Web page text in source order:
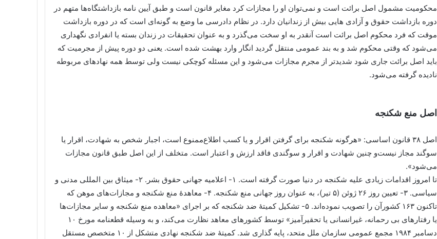
محکومیت مشمول اصل برائت است و نمی‌توان او را مجازات کرد مغایر قانون است و طبق آیین نامه بازداشتگاه‌ها متهم در
دوره بازداشت حقوق و آزادی هایی بیش از زندانیان دارد. در نظام دادرسی ما وضع به گونه‌ای است که در دوره بازداشت
موقت که فرد محکوم اصل برائت است آنقدر به او سخت می‌گذرد و به عنوان تحقیقات در زندان بسته یا انفرادی نگهداری
می‌شود که وقتی محکوم شد و به بند عمومی منتقل گردید انگار وارد بهشت شده است. یعنی دو دوره پیش از مجرمیت که
باید اصل برائت جاری شود شدیدتر از مجرم مجازات می‌شود و این مسئله کوچکی نیست ولی توسط همه نهادهای مربوطه
نادیده گرفته می‌شود.
اصل منع شکنجه
اصل ۳۸ قانون اساسی: «هرگونه شکنجه برای گرفتن اقرار و یا کسب اطلاع‌ممنوع است‌، اجبار شخص به شهادت‌، اقرار یا
سوگند مجاز نیست‌و چنین شهادت و اقرار و سوگندی فاقد ارزش و اعتبار است‌. متخلف از این اصل طبق قانون مجازات
می‌شود».
تا امروز اقدامات زیادی علیه شکنجه در دنیا صورت گرفته است. ۱- اعلامیه جهانی حقوق بشر. ۲- میثاق بین المللی مدنی و
سیاسی. ۳- تعیین روز ۲۶ ژوئن (۵ تیر)، به عنوان روز جهانی منع شکنجه. ۴- معاهدۀ منع شکنجه و مجازات‌های موهن که
تاکنون ۱۶۳ کشورآن را تصویب نموده‌اند. ۵- تشکیل کمیتۀ ضد شکنجه که بر اجرای «معاهده منع شکنجه و سایر مجازات‌ها
یا رفتارهای بی رحمانه، غیرانسانی یا تحقیرآمیز» توسط کشورهای معاهد نظارت می‌کند، و به وسیله قطعنامه مورخ ۱۰
دسامبر ۱۹۸۴ مجمع عمومی سازمان ملل متحد، پایه گذاری شد. کمیتۀ ضد شکنجه نهادی متشکل از ۱۰ متخصص مستقل